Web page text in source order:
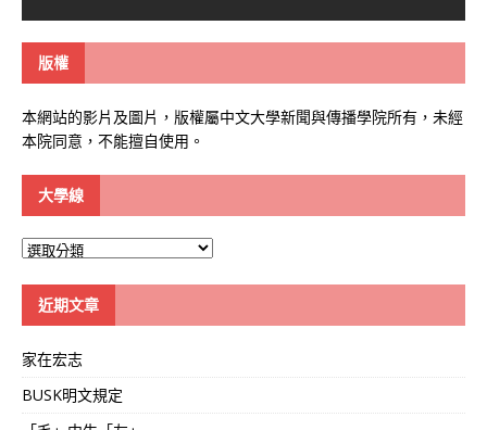
版權
本網站的影片及圖片，版權屬中文大學新聞與傳播學院所有，未經
本院同意，不能擅自使用。
大學線
大
近期文章
家在宏志
BUSK明文規定